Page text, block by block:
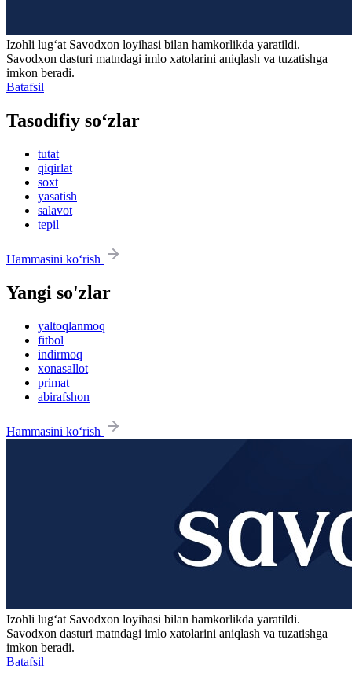
Izohli lugʻat Savodxon loyihasi bilan hamkorlikda yaratildi.
Savodxon dasturi matndagi imlo xatolarini aniqlash va tuzatishga
imkon beradi.
Batafsil
Tasodifiy so‘zlar
tutat
qiqirlat
soxt
yasatish
salavot
tepil
Hammasini ko‘rish
Yangi so'zlar
yaltoqlanmoq
fitbol
indirmoq
xonasallot
primat
abirafshon
Hammasini ko‘rish
Izohli lugʻat Savodxon loyihasi bilan hamkorlikda yaratildi.
Savodxon dasturi matndagi imlo xatolarini aniqlash va tuzatishga
imkon beradi.
Batafsil